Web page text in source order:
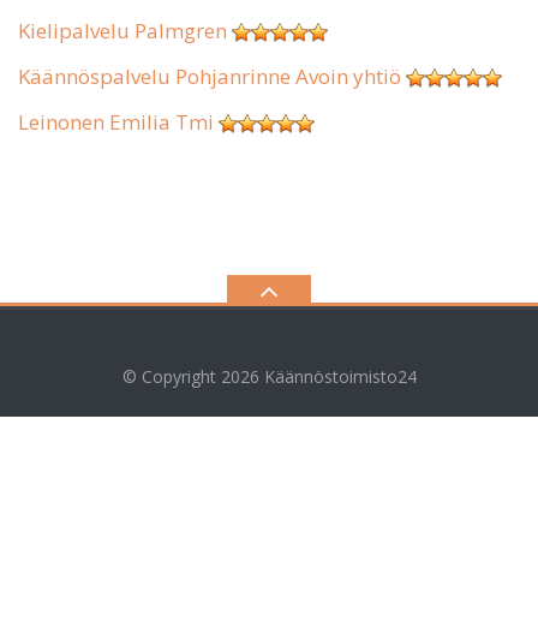
Kielipalvelu Palmgren
Käännöspalvelu Pohjanrinne Avoin yhtiö
Leinonen Emilia Tmi
© Copyright 2026 Käännöstoimisto24